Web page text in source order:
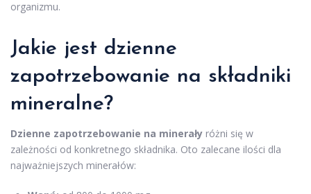
organizmu.
Jakie jest dzienne
zapotrzebowanie na składniki
mineralne?
Dzienne zapotrzebowanie na minerały różni się w
zależności od konkretnego składnika. Oto zalecane ilości dla
najważniejszych minerałów: